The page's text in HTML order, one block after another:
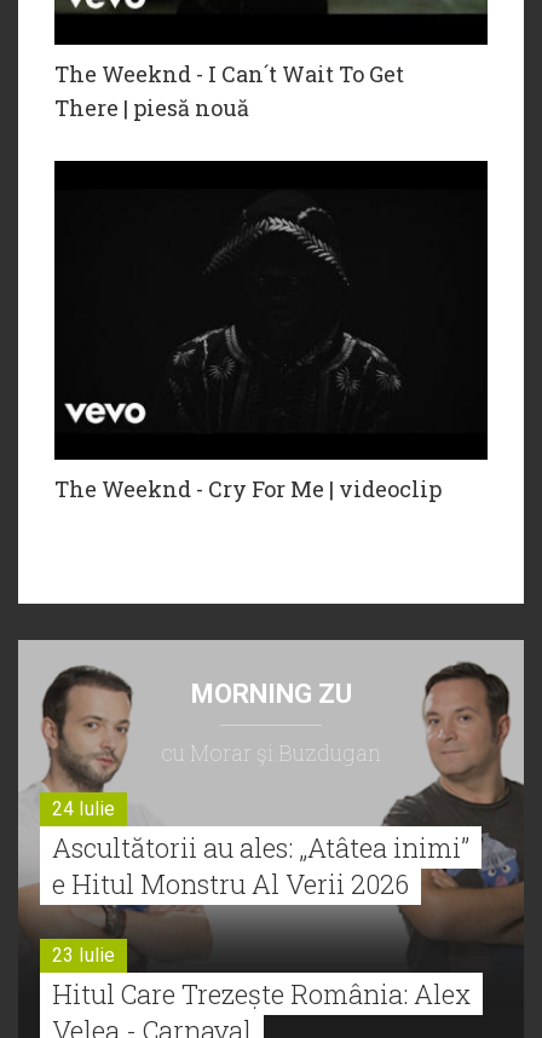
The Weeknd - I Can´t Wait To Get
There | piesă nouă
The Weeknd - Cry For Me | videoclip
MORNING ZU
cu Morar şi Buzdugan
24 Iulie
Ascultătorii au ales: „Atâtea inimi”
e Hitul Monstru Al Verii 2026
23 Iulie
Hitul Care Trezește România: Alex
Velea - Carnaval